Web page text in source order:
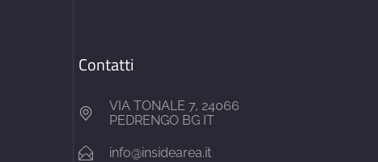
Contatti
VIA TONALE 7, 24066
PEDRENGO BG IT
info@insidearea.it